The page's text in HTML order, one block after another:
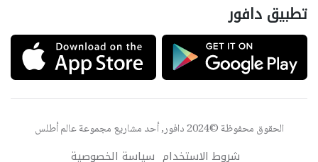
تطبيق دافور
الحقوق محفوظة ©2024 دافور, أحد مشاريع مجموعة عالم أطلس
شروط الاستخدام سياسة الخصوصية